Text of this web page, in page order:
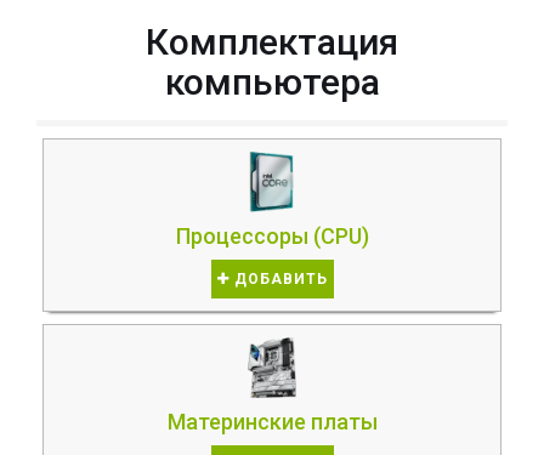
Комплектация
компьютера
Процессоры (CPU)
ДОБАВИТЬ
Материнские платы